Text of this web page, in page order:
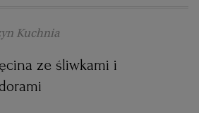
SZCZECIN
Kuchnia
ze śliwkami i